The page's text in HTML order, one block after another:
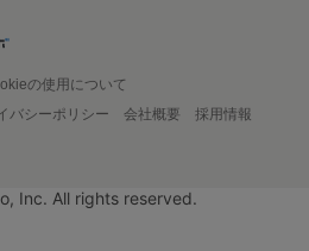
の使用について
バシーポリシー 会社概要
採用情報
Inc. All rights reserved.